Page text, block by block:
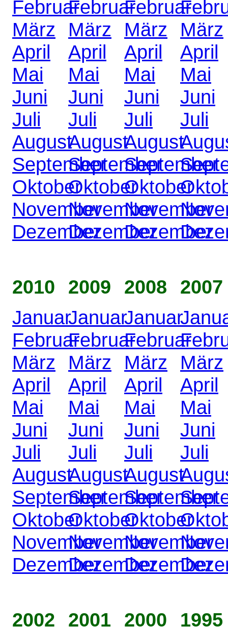
Februar
März
April
Mai
Juni
Juli
August
September
Oktober
November
Dezember
Februar
März
April
Mai
Juni
Juli
August
September
Oktober
November
Dezember
Februar
März
April
Mai
Juni
Juli
August
September
Oktober
November
Dezember
März
April
Mai
Juni
Juli
2010
Januar
Februar
März
April
Mai
Juni
Juli
August
September
Oktober
November
Dezember
2009
Januar
Februar
März
April
Mai
Juni
Juli
August
September
Oktober
November
Dezember
2008
Januar
Februar
März
April
Mai
Juni
Juli
August
September
Oktober
November
Dezember
2007
März
April
Mai
Juni
Juli
2002 2001 2000 1995